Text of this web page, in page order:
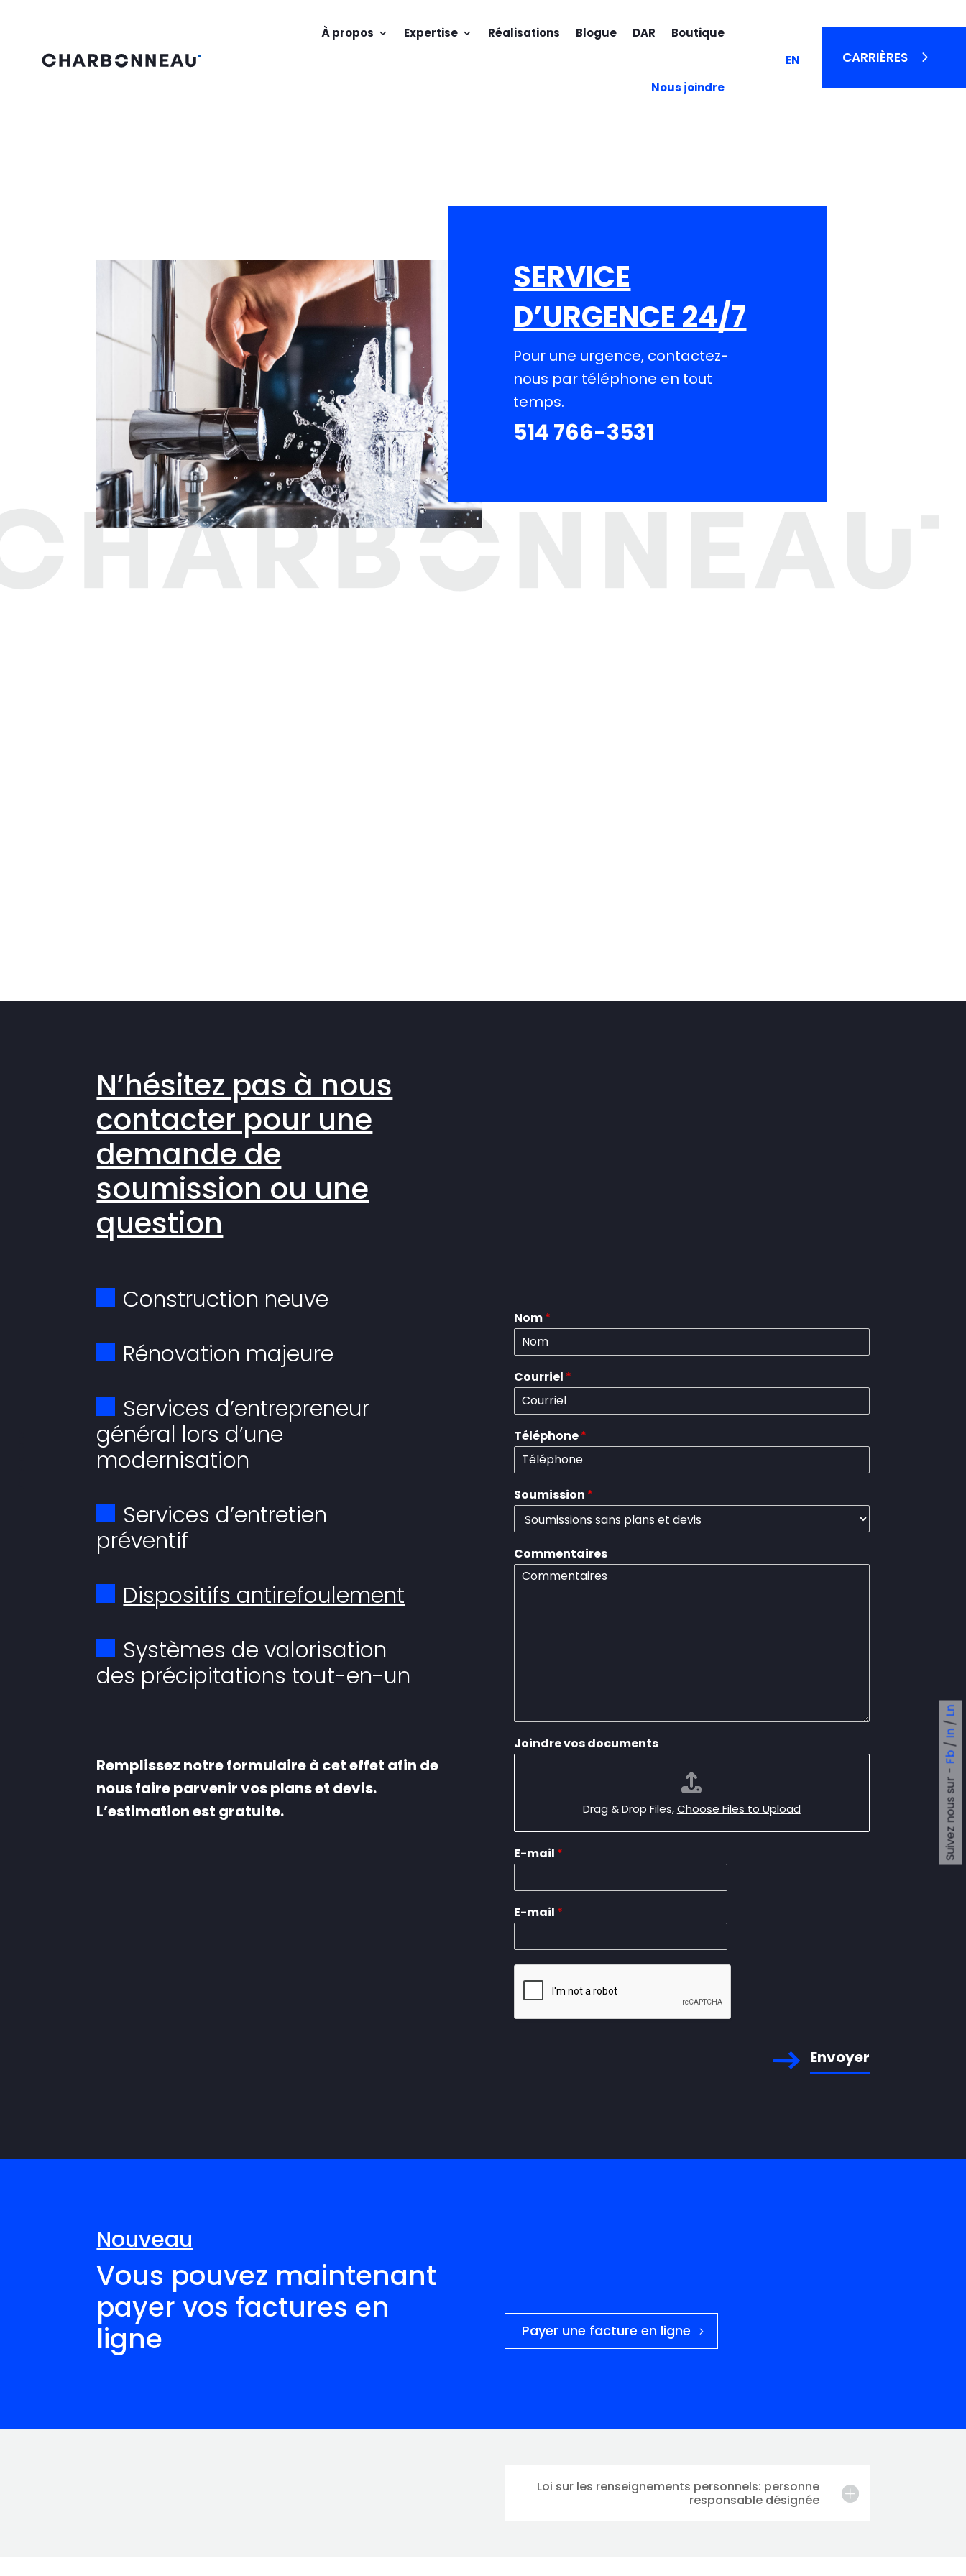
À propos Expertise Réalisations Blogue DAR Boutique
Nous joindre
EN CARRIÈRES
Suivez nous sur -
Fb
/
In
/
Ln
SERVICE
D’URGENCE 24/7
Pour une urgence, contactez-
nous par téléphone en tout
temps.
514 766-3531
N’hésitez pas à nous
contacter pour une
demande de
soumission ou une
question
Construction neuve
Rénovation majeure
Services d’entrepreneur
général lors d’une
modernisation
Services d’entretien
préventif
Dispositifs antirefoulement
Systèmes de valorisation
des précipitations tout-en-un
Remplissez notre formulaire à cet effet afin de
nous faire parvenir vos plans et devis.
L’estimation est gratuite.
Nom*
Courriel *
Téléphone*
Soumission *
Commentaires
Joindre vos documents
Drag & Drop Files,Choose Files to Upload
E-mail *
E-mail *
Envoyer
Nouveau
Vous pouvez maintenant
payer vos factures en
ligne
Payer une facture en ligne
Loi sur les renseignements personnels: personne
responsable désignée